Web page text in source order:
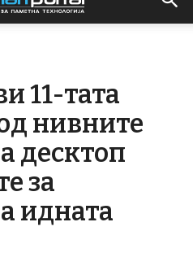
11-тата
нивните
десктоп
за
идната